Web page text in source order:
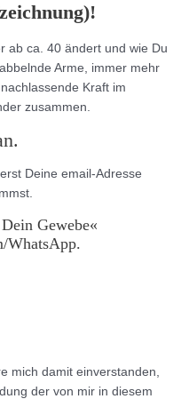
ab ca. 40 ändert und wie Du
Arme, immer mehr
Kraft im
zusammen.
Deine email-Adresse
Gewebe«
WhatsApp.
mich damit einverstanden,
der von mir in diesem